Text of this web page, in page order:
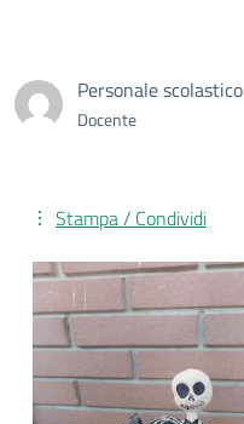
Personale scolastico
Docente
Stampa / Condividi